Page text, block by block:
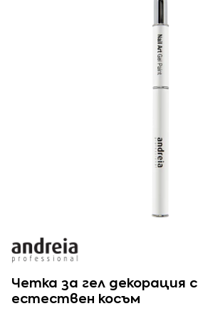
Четка за гел декорация с
естествен косъм